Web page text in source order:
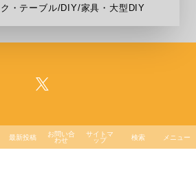
・テーブル/DIY/家具・大型DIY
最新投稿
お問い合
わせ
サイトマ
ップ
検索 メニュー